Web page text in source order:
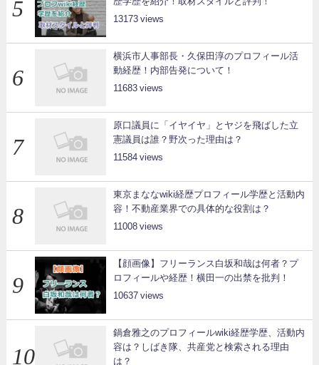
13173
横浜市人事部長・久保田淳のプロフィール活
動経歴！内部告発について！
11683
原口議員に「イヤイヤ」とヤジを飛ばした立
憲議員は誰？野次った理由は？
11584
東京まななwiki経歴プロフィール学歴と活動内
容！不動産業界での具体的な役割は？
11008
【顔画像】フリーランス白坂和哉は何者？プ
ロフィールや経歴！横田一の出禁を批判！
10637
鍋倉雅之のプロフィールwiki経歴学歴、活動内
容は？しばき隊、共産党と検索される理由
は？